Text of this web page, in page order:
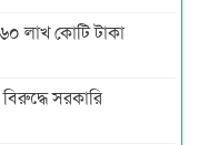
লাখ কোটি টাকা
সরকারি